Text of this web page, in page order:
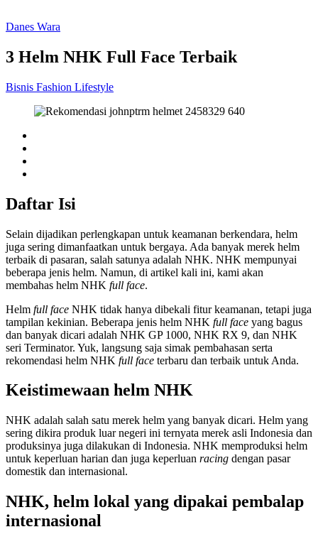
Danes Wara
3 Helm NHK Full Face Terbaik
Bisnis Fashion Lifestyle
Daftar Isi
Selain dijadikan perlengkapan untuk keamanan berkendara, helm
juga sering dimanfaatkan untuk bergaya. Ada banyak merek helm
terbaik di pasaran, salah satunya adalah NHK. NHK mempunyai
beberapa jenis helm. Namun, di artikel kali ini, kami akan
membahas helm NHK full face.
Helm full face NHK tidak hanya dibekali fitur keamanan, tetapi juga
tampilan kekinian. Beberapa jenis helm NHK full face yang bagus
dan banyak dicari adalah NHK GP 1000, NHK RX 9, dan NHK
seri Terminator. Yuk, langsung saja simak pembahasan serta
rekomendasi helm NHK full face terbaru dan terbaik untuk Anda.
Keistimewaan helm NHK
NHK adalah salah satu merek helm yang banyak dicari. Helm yang
sering dikira produk luar negeri ini ternyata merek asli Indonesia dan
produksinya juga dilakukan di Indonesia. NHK memproduksi helm
untuk keperluan harian dan juga keperluan racing dengan pasar
domestik dan internasional.
NHK, helm lokal yang dipakai pembalap
internasional